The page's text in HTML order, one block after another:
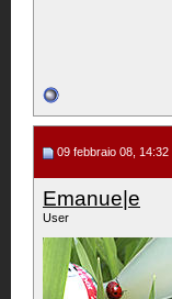
09 febbraio 08, 14:32
Emanue|e
User